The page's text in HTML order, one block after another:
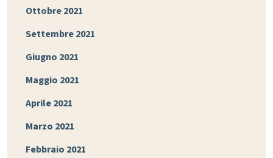
Ottobre 2021
Settembre 2021
Giugno 2021
Maggio 2021
Aprile 2021
Marzo 2021
Febbraio 2021